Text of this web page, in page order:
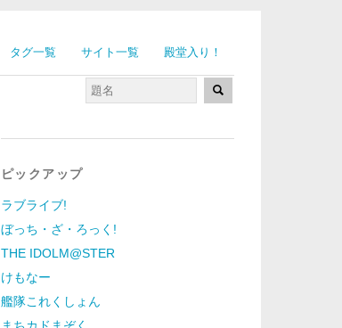
タグ一覧 サイト一覧 殿堂入り！
ピックアップ
ラブライブ!
ぼっち・ざ・ろっく!
THE IDOLM@STER
けもなー
艦隊これくしょん
まちカドまぞく